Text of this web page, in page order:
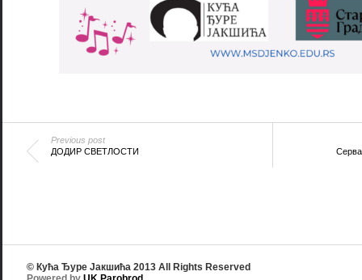
Previous post
ДОДИР СВЕТЛОСТИ
© Кућа Ђуре Јакшића 2013 All Rights Reserved